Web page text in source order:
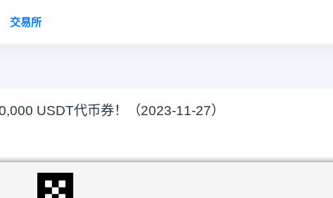
交易所
USDT代币券！（2023-11-27）